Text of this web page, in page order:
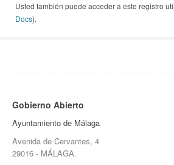
Usted también puede acceder a este registro
Docs).
Gobierno Abierto
Ayuntamiento de Málaga
Avenida de Cervantes, 4
29016 - MÁLAGA.